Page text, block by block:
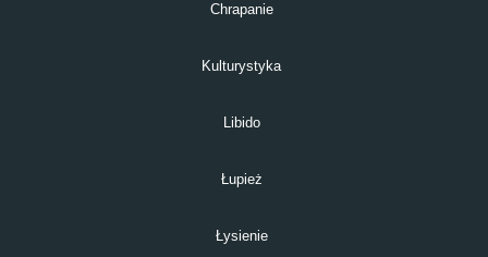
Chrapanie
Kulturystyka
Libido
Łupież
Łysienie